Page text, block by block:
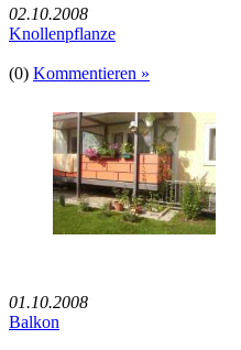
02.10.2008
Knollenpflanze
(0) Kommentieren »
01.10.2008
Balkon